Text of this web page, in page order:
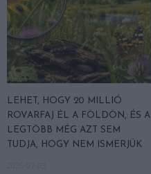
LEHET, HOGY 20 MILLIÓ
ROVARFAJ ÉL A FÖLDÖN, ÉS A
LEGTÖBB MÉG AZT SEM
TUDJA, HOGY NEM ISMERJÜK